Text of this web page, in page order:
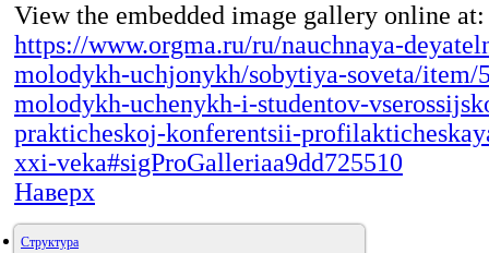
View the embedded image gallery online at:
https://www.orgma.ru/ru/nauchnaya-
molodykh-uchjonykh/sobytiya-soveta/item/
molodykh-uchenykh-i-studentov-
prakticheskoj-konferentsii-
xxi-veka#sigProGalleriaa9dd725510
Наверх
Структура